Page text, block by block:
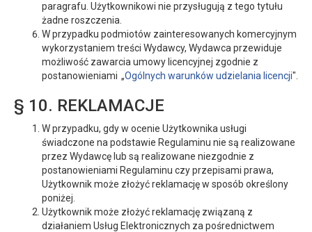
paragrafu. Użytkownikowi nie przysługują z tego tytułu
żadne roszczenia.
W przypadku podmiotów zainteresowanych komercyjnym
wykorzystaniem treści Wydawcy, Wydawca przewiduje
możliwość zawarcia umowy licencyjnej zgodnie z
postanowieniami „Ogólnych warunków udzielania licencji".
§ 10. REKLAMACJE
W przypadku, gdy w ocenie Użytkownika usługi
świadczone na podstawie Regulaminu nie są realizowane
przez Wydawcę lub są realizowane niezgodnie z
postanowieniami Regulaminu czy przepisami prawa,
Użytkownik może złożyć reklamację w sposób określony
poniżej.
Użytkownik może złożyć reklamację związaną z
działaniem Usług Elektronicznych za pośrednictwem